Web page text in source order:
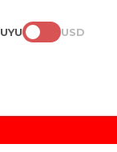
UYU USD